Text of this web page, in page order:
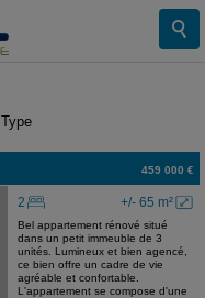
Type
459 000 €
+/- 65 m²
2
Bel appartement rénové situé
dans un petit immeuble de 3
unités. Lumineux et bien agencé,
ce bien offre un cadre de vie
agréable et confortable.
L'appartement se compose d'une